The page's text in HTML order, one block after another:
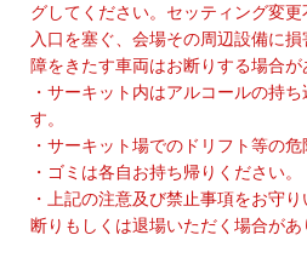
グしてください。セッティング変
入口を塞ぐ、会場その周辺設備に
障をきたす車両はお断りする場合が
・サーキット内はアルコールの持
す。
・サーキット場でのドリフト等の
・ゴミは各自お持ち帰りください。
・上記の注意及び禁止事項をお守
断りもしくは退場いただく場合があ